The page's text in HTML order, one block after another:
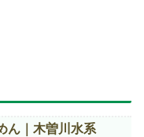
ん｜木曽川水系